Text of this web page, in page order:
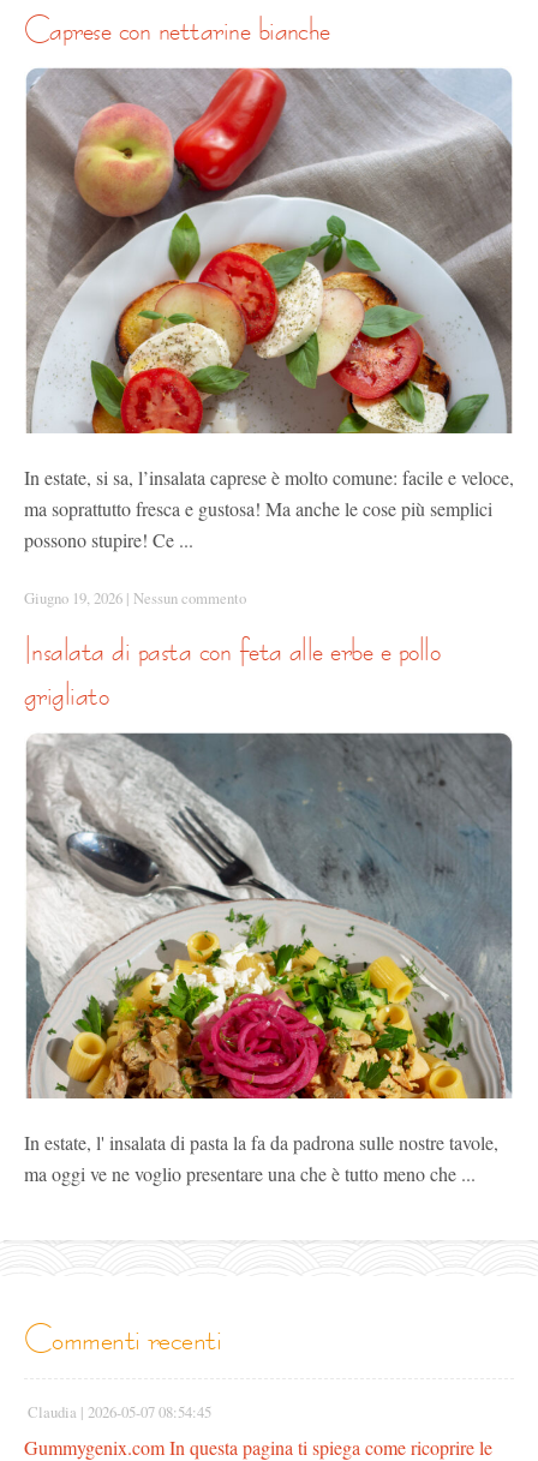
caprese con nettarine bianche
In estate, si sa, l’insalata caprese è molto comune: facile e veloce,
ma soprattutto fresca e gustosa! Ma anche le cose più semplici
possono stupire! Ce ...
Giugno 19, 2026 | Nessun commento
insalata di pasta con feta alle erbe e pollo
grigliato
In estate, l' insalata di pasta la fa da padrona sulle nostre tavole,
ma oggi ve ne voglio presentare una che è tutto meno che ...
commenti recenti
Claudia | 2026-05-07 08:54:45
Gummygenix.com In questa pagina ti spiega come ricoprire le